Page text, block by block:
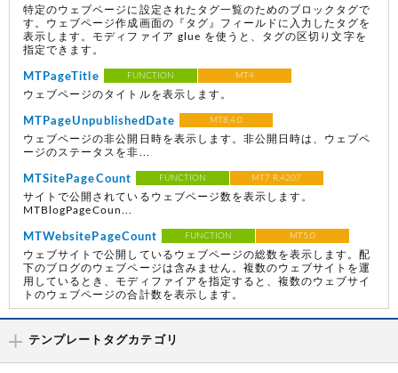
特定のウェブページに設定されたタグ一覧のためのブロックタグで
す。ウェブページ作成画面の『タグ』フィールドに入力したタグを
表示します。モディファイア glue を使うと、タグの区切り文字を
指定できます。
MTPageTitle FUNCTION MT4
ウェブページのタイトルを表示します。
MTPageUnpublishedDate MT8.4.0
ウェブページの非公開日時を表示します。非公開日時は、ウェブペ
ージのステータスを非...
MTSitePageCount FUNCTION MT7 R.4207
サイトで公開されているウェブページ数を表示します。
MTBlogPageCoun...
MTWebsitePageCount FUNCTION MT5.0
ウェブサイトで公開しているウェブページの総数を表示します。配
下のブログのウェブページは含みません。複数のウェブサイトを運
用しているとき、モディファイアを指定すると、複数のウェブサイ
トのウェブページの合計数を表示します。
テンプレートタグカテゴリ